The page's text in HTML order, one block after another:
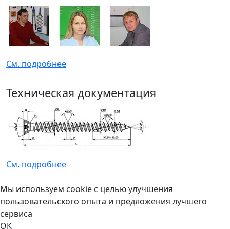
См. подробнее
Техническая документация
См. подробнее
Мы используем cookie с целью улучшения
пользовательского опыта и предложения лучшего
сервиса
ОК